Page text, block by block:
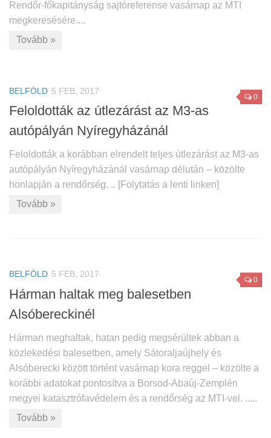
Rendőr-főkapitányság sajtóreferense vasárnap az MTI
megkeresésére....
Tovább »
0
BELFÖLD 5 FEB, 2017
Feloldották az útlezárást az M3-as
autópályán Nyíregyházánál
Feloldották a korábban elrendelt teljes útlezárást az M3-as
autópályán Nyíregyházánál vasárnap délután – közölte
honlapján a rendőrség. .. [Folytatás a lenti linken]
Tovább »
0
BELFÖLD 5 FEB, 2017
Hárman haltak meg balesetben
Alsóbereckinél
Hárman meghaltak, hatan pedig megsérültek abban a
közlekedési balesetben, amely Sátoraljaújhely és
Alsóberecki között történt vasárnap kora reggel – közölte a
korábbi adatokat pontosítva a Borsod-Abaúj-Zemplén
megyei katasztrófavédelem és a rendőrség az MTI-vel. .....
Tovább »